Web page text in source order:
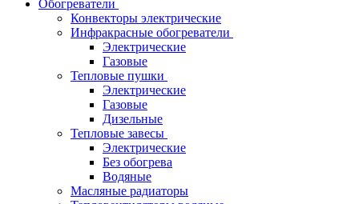
Обогреватели
Конвекторы электрические
Инфракрасные обогреватели
Электрические
Газовые
Тепловые пушки
Электрические
Газовые
Дизельные
Тепловые завесы
Электрические
Без обогрева
Водяные
Масляные радиаторы